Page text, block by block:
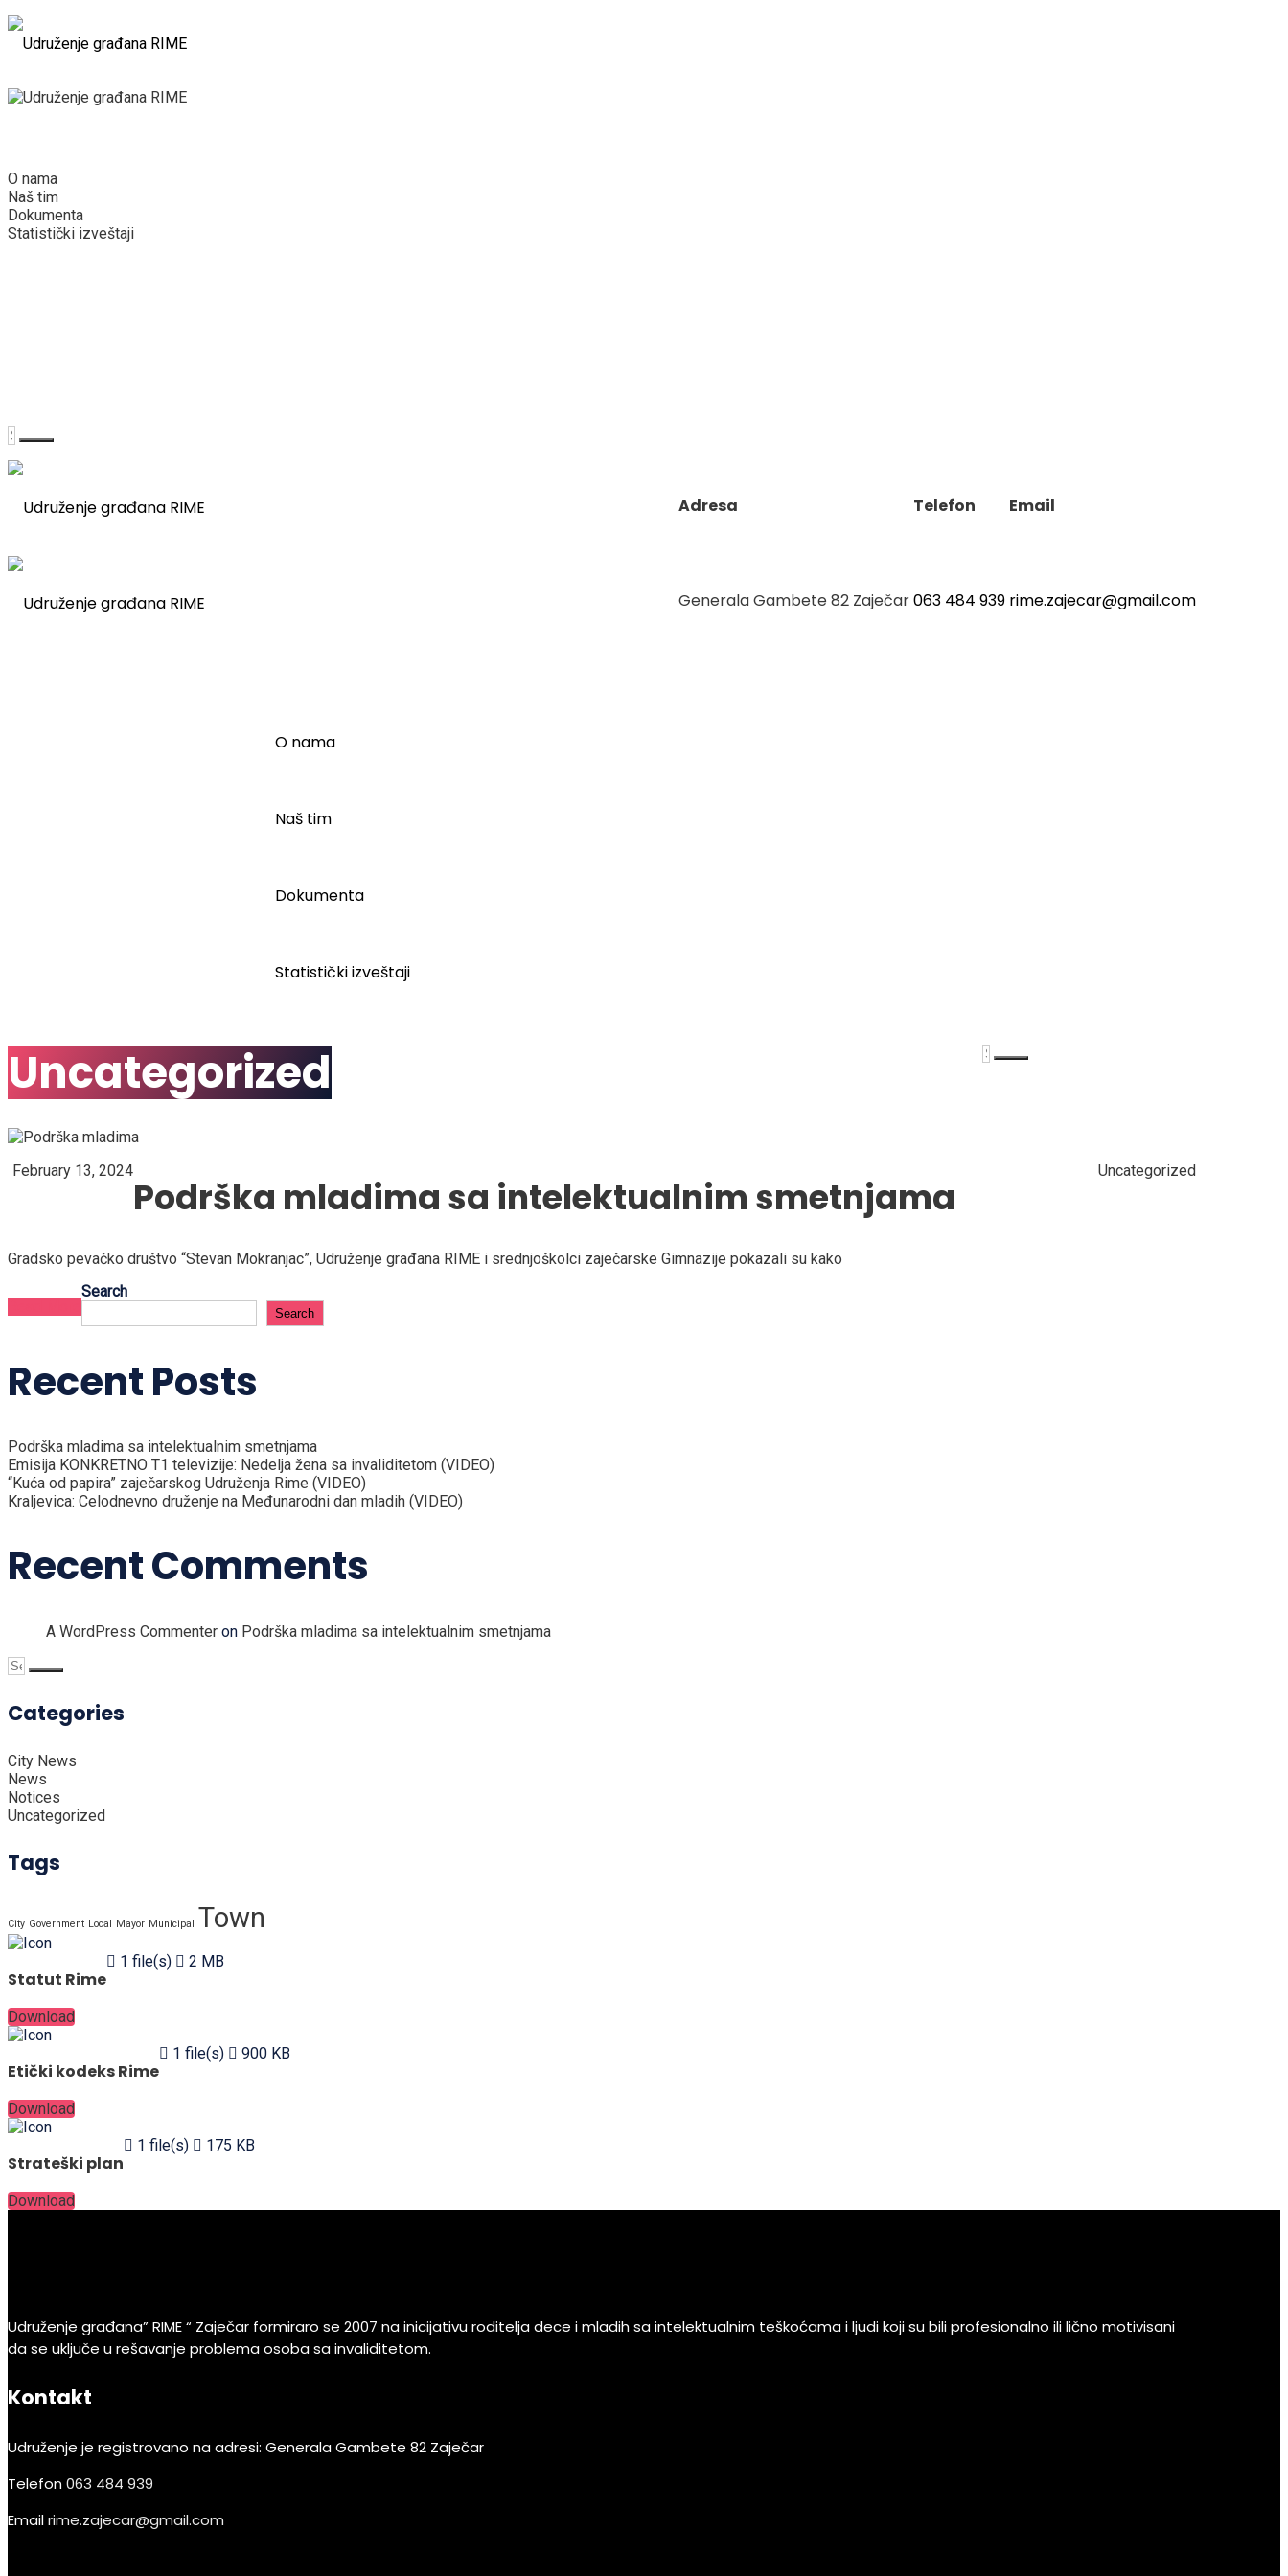
O nama
Naš tim
Dokumenta
Statistički izveštaji
Adresa
Generala Gambete 82 Zaječar
Telefon
063 484 939
Email
rime.zajecar@gmail.com
O nama
Naš tim
Dokumenta
Statistički izveštaji
Uncategorized
February 13, 2024 Uncategorized
Podrška mladima sa intelektualnim smetnjama
Gradsko pevačko društvo “Stevan Mokranjac”, Udruženje građana RIME i srednjoškolci zaječarske Gimnazije pokazali su kako
Search
Search
Recent Posts
Podrška mladima sa intelektualnim smetnjama
Emisija KONKRETNO T1 televizije: Nedelja žena sa invaliditetom (VIDEO)
“Kuća od papira” zaječarskog Udruženja Rime (VIDEO)
Kraljevica: Celodnevno druženje na Međunarodni dan mladih (VIDEO)
Recent Comments
A WordPress Commenter on Podrška mladima sa intelektualnim smetnjama
Categories
City News
News
Notices
Uncategorized
Tags
City Government Local Mayor Municipal Town
Statut Rime
1 file(s) 2 MB
Download
Etički kodeks Rime
1 file(s) 900 KB
Download
Strateški plan
1 file(s) 175 KB
Download
Udruženje građana” RIME “ Zaječar formiraro se 2007 na inicijativu roditelja dece i mladih sa intelektualnim teškoćama i ljudi koji su bili profesionalno ili lično motivisani
da se uključe u rešavanje problema osoba sa invaliditetom.
Kontakt
Udruženje je registrovano na adresi: Generala Gambete 82 Zaječar
Telefon063 484 939
Emailrime.zajecar@gmail.com